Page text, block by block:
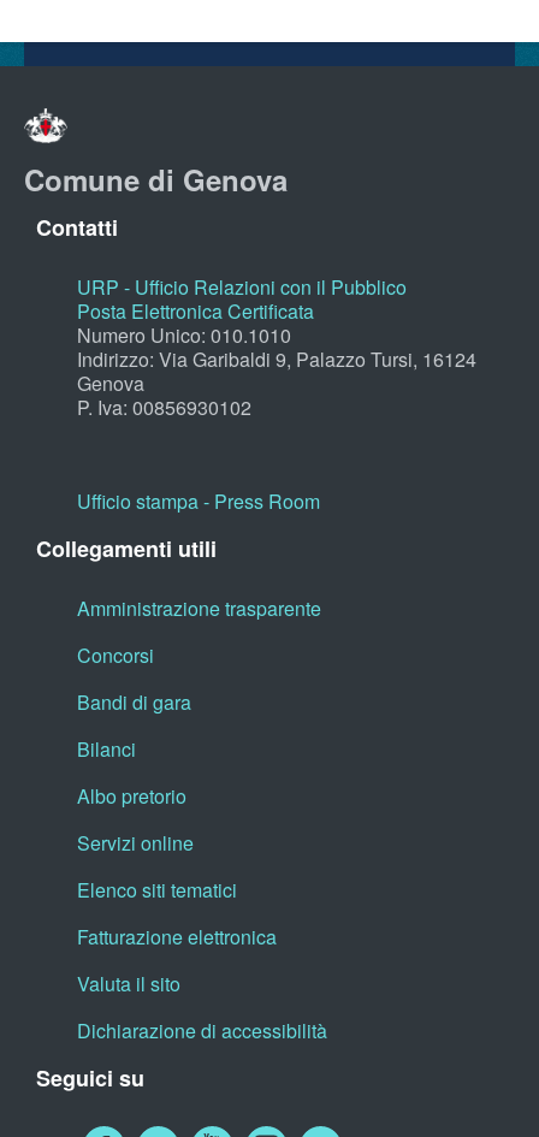
Comune di Genova
Contatti
URP - Ufficio Relazioni con il Pubblico
Posta Elettronica Certificata
Numero Unico: 010.1010
Indirizzo: Via Garibaldi 9, Palazzo Tursi, 16124
Genova
P. Iva: 00856930102
Ufficio stampa - Press Room
Collegamenti utili
Amministrazione trasparente
Concorsi
Bandi di gara
Bilanci
Albo pretorio
Servizi online
Elenco siti tematici
Fatturazione elettronica
Valuta il sito
Dichiarazione di accessibilità
Seguici su